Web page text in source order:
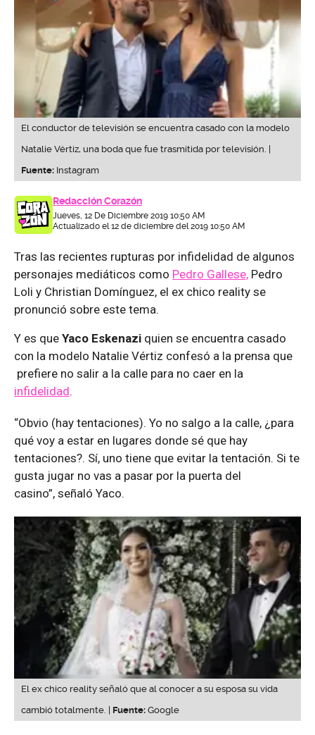
El conductor de televisión se encuentra casado con la modelo
Natalie Vértiz, una boda que fue trasmitida por televisión. |
Fuente: Instagram
Redacción Corazón
Jueves, 12 De Diciembre 2019 10:50 AM
Actualizado el 12 de diciembre del 2019 10:50 AM
Tras las recientes rupturas por infidelidad de algunos
personajes mediáticos como Pedro Gallese, Pedro
Loli y Christian Domínguez, el ex chico reality se
pronunció sobre este tema.
Y es que Yaco Eskenazi quien se encuentra casado
con la modelo Natalie Vértiz confesó a la prensa que
prefiere no salir a la calle para no caer en la
infidelidad.
“Obvio (hay tentaciones). Yo no salgo a la calle, ¿para
qué voy a estar en lugares donde sé que hay
tentaciones?. Sí, uno tiene que evitar la tentación. Si te
gusta jugar no vas a pasar por la puerta del
casino”, señaló Yaco.
El ex chico reality señaló que al conocer a su esposa su vida
cambió totalmente. | Fuente: Google